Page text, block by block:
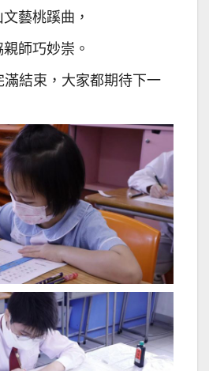
藝桃蹊曲，
師巧妙崇。
結束，大家都期待下一